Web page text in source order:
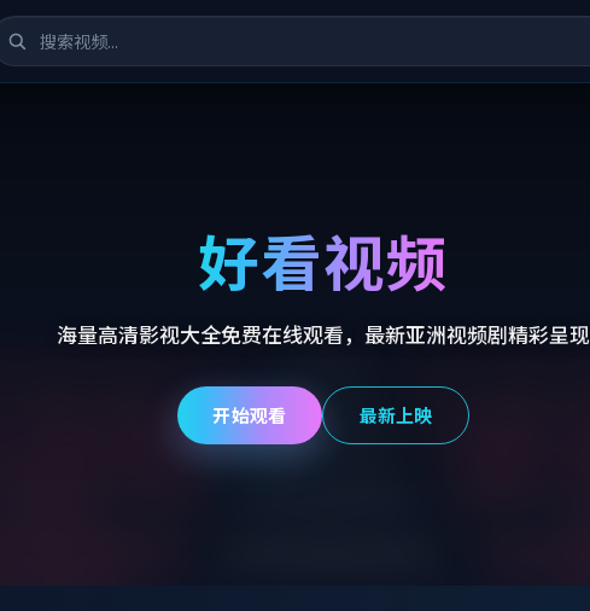
好看视频
海量高清影视大全免费在线观看，最新亚洲视频剧精彩呈现
开始观看 最新上映